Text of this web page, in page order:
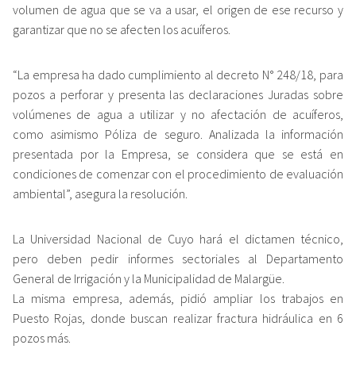
volumen de agua que se va a usar, el origen de ese recurso y
garantizar que no se afecten los acuíferos.
“La empresa ha dado cumplimiento al decreto N° 248/18, para
pozos a perforar y presenta las declaraciones Juradas sobre
volúmenes de agua a utilizar y no afectación de acuíferos,
como asimismo Póliza de seguro. Analizada la información
presentada por la Empresa, se considera que se está en
condiciones de comenzar con el procedimiento de evaluación
ambiental”, asegura la resolución.
La Universidad Nacional de Cuyo hará el dictamen técnico,
pero deben pedir informes sectoriales al Departamento
General de Irrigación y la Municipalidad de Malargüe.
La misma empresa, además, pidió ampliar los trabajos en
Puesto Rojas, donde buscan realizar fractura hidráulica en 6
pozos más.